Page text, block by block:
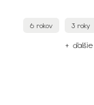
6 rokov 3 roky
+ ďalšie